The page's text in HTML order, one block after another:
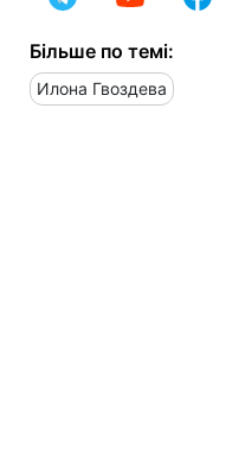
Більше по темі:
Илона Гвоздева